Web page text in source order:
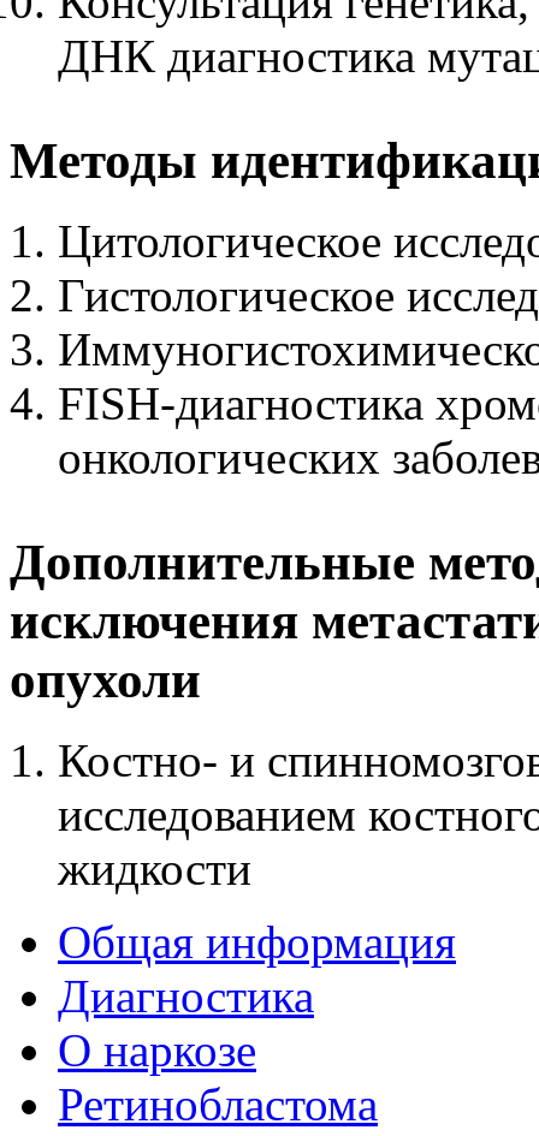
ДНК диагностика
Методы
Цитологическое
Гистологическое
FISH-диагностика
онкологических
Дополнительные
исключения
опухоли
Костно- и
исследованием
жидкости
Общая информация
Диагностика
О наркозе
Ретинобластома